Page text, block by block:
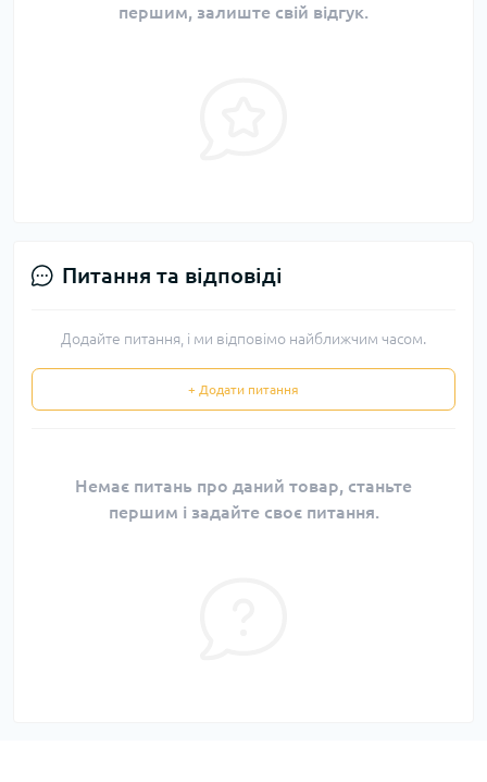
першим, залиште свій відгук.
Питання та відповіді
Додайте питання, і ми відповімо найближчим часом.
+ Додати питання
Немає питань про даний товар, станьте
першим і задайте своє питання.